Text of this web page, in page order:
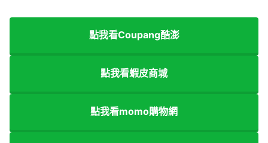
點我看Coupang酷澎
點我看蝦皮商城
點我看momo購物網